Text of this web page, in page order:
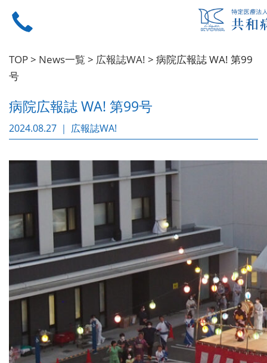
TOP> News一覧 > 広報誌WA! > 病院広報誌 WA! 第99
号
病院広報誌 WA! 第99号
2024.08.27 ｜ 広報誌WA!